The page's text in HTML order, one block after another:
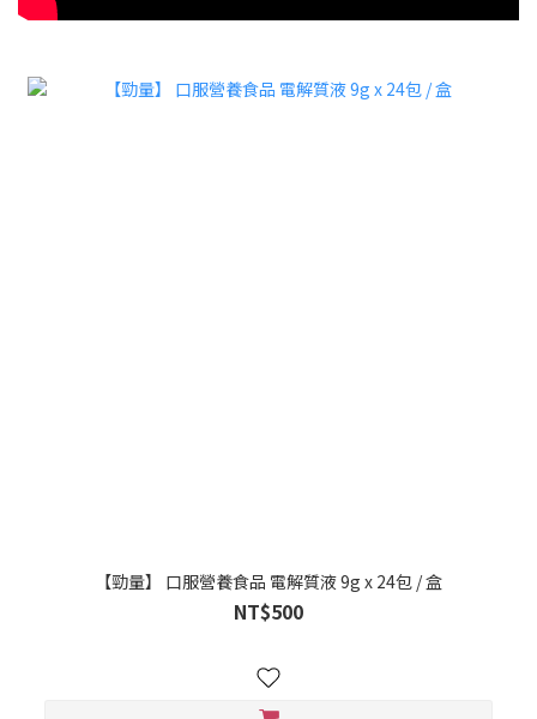
【勁量】 口服營養食品 電解質液 9g x 24包 / 盒
NT$500